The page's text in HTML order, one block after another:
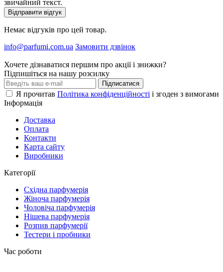
звичайний текст.
Відправити відгук
Немає відгуків про цей товар.
info@parfumi.com.ua Замовити дзвінок
Хочете дізнаватися першим про акції і знижки?
Підпишіться на нашу розсилку
Підписатися
Я прочитав Політика конфіденційності і згоден з вимогами
Інформація
Доставка
Оплата
Контакти
Карта сайту
Виробники
Категорії
Східна парфумерія
Жіноча парфумерія
Чоловіча парфумерія
Нішева парфумерія
Розпив парфумерії
Тестери і пробники
Час роботи